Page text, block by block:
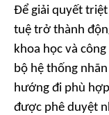
Để giải quyết
tuệ trở thành
khoa học và
bộ hệ thống
hướng đi phù
được phê duyệt